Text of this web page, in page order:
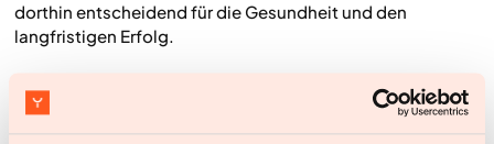
dorthin entscheidend für die Gesundheit und den
langfristigen Erfolg.
Gesundheit ist mehr als eine Zahl auf der
Waage